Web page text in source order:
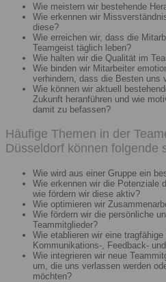
Wie meistern wir bestehende
Wie erkennen wir
diese?
Wie erreichen wir, dass die
Teamgeist täglich leben?
Wie halten wir die Qualität im
Wie binden wir Mitarbeiter
verhindern, dass die Besten uns
Wie können wir aktuell
Zukunft heranführen und wie
damit zu befassen?
Häufige Themen in der
Düsseldorf können folgende
Wie wird aus einer Gruppe ein
Wie erkennen wir die Potenziale
wie fördern wir diese aktiv?
Wie optimieren wir
Wie fördern wir die persönliche
Teammitglieder?
Wie etablieren wir eine
Kommunikations-, Feedback-
Wie integrieren wir neue
um, die uns verlassen werden
möchten?